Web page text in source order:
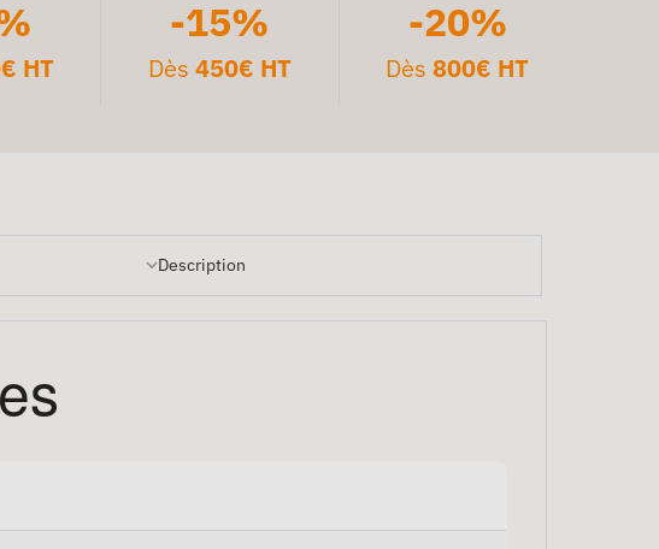
HT
-15%
Dès 450€ HT
-20%
Dès800€ HT
Description